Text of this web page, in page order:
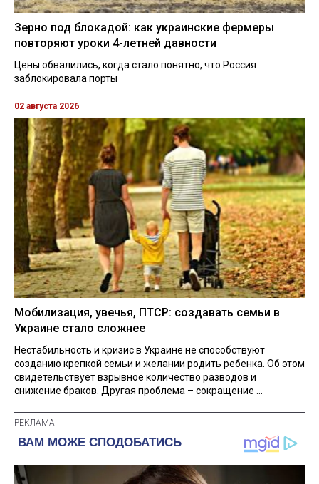
Зерно под блокадой: как украинские фермеры
повторяют уроки 4-летней давности
Цены обвалились, когда стало понятно, что Россия
заблокировала порты
02 августа 2026
Мобилизация, увечья, ПТСР: создавать семьи в
Украине стало сложнее
Нестабильность и кризис в Украине не способствуют
созданию крепкой семьи и желании родить ребенка. Об этом
свидетельствует взрывное количество разводов и
снижение браков. Другая проблема – сокращение ...